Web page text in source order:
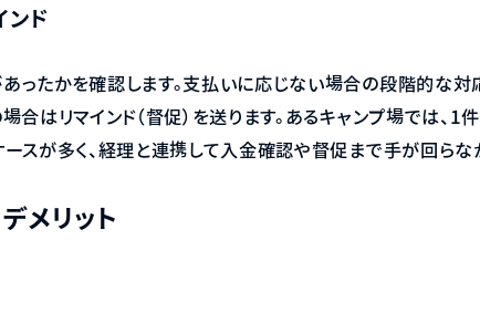
ンド
ったかを確認します。支払いに応じない場合の段階的な対
場合はリマインド（督促）を送ります。あるキャンプ場では
スが多く、経理と連携して入金確認や督促まで手が回らな
メリット